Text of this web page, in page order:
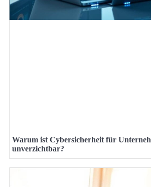
Warum ist Cybersicherheit für
unverzichtbar?